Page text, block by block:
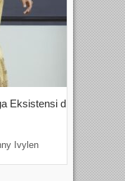
Eksistensi di
Ivylen